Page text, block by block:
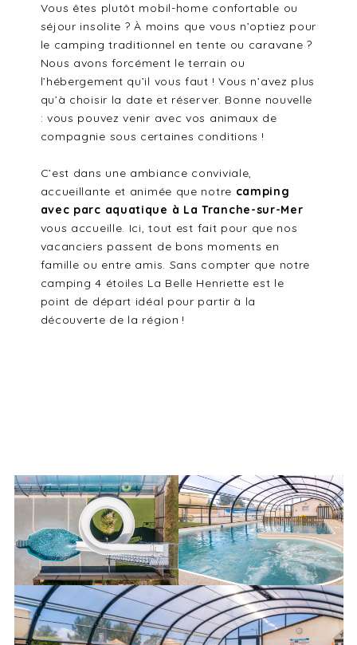
Vous êtes plutôt mobil-home confortable ou
séjour insolite ? À moins que vous n’optiez pour
le camping traditionnel en tente ou caravane ?
Nous avons forcément le terrain ou
l’hébergement qu’il vous faut ! Vous n’avez plus
qu’à choisir la date et réserver. Bonne nouvelle
: vous pouvez venir avec vos animaux de
compagnie sous certaines conditions !
C’est dans une ambiance conviviale,
accueillante et animée que notre camping
avec parc aquatique à La Tranche-sur-Mer
vous accueille. Ici, tout est fait pour que nos
vacanciers passent de bons moments en
famille ou entre amis. Sans compter que notre
camping 4 étoiles La Belle Henriette est le
point de départ idéal pour partir à la
découverte de la région !